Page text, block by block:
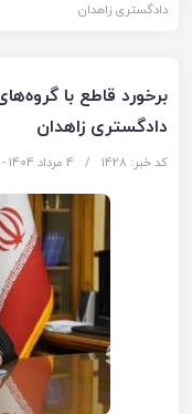
دادگستری زاهدان
برخورد قاطع با
دادگستری زاهدان
کد خبر: 1428 / 4 مرداد 1404 - ۱۵:۲۲